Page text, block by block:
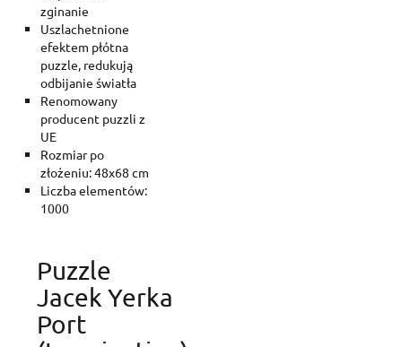
zginanie
Uszlachetnione
efektem płótna
puzzle, redukują
odbijanie światła
Renomowany
producent puzzli z
UE
Rozmiar po
złożeniu: 48x68 cm
Liczba elementów:
1000
Puzzle
Jacek Yerka
Port